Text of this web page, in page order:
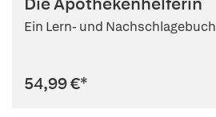
Ein Lern- und Nachschlagebuch
54,99 €*